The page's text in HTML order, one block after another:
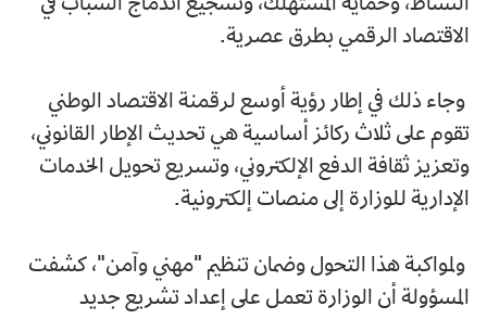
النشاط، وحماية المستهلك، وتشجيع اندماج الشباب في
الاقتصاد الرقمي بطرق عصرية.
وجاء ذلك في إطار رؤية أوسع لرقمنة الاقتصاد الوطني
تقوم على ثلاث ركائز أساسية هي تحديث الإطار القانوني،
وتعزيز ثقافة الدفع الإلكتروني، وتسريع تحويل الخدمات
الإدارية للوزارة إلى منصات إلكترونية.
ولمواكبة هذا التحول وضمان تنظيم "مهني وآمن"، كشفت
المسؤولة أن الوزارة تعمل على إعداد تشريع جديد